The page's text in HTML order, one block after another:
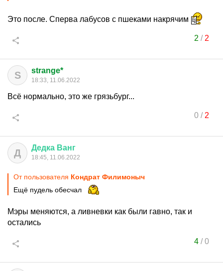
Это после. Сперва лабусов с пшеками накрячим
2 / 2
S strange*
18:33, 11.06.2022
Всё нормально, это же грязьбург...
0/ 2
Д Дедка Ванг
18:45, 11.06.2022
От пользователя Кондрат Филимоныч
Ещё пудель обесчал
Мэры меняются, а ливневки как были гавно, так и
остались
4/0